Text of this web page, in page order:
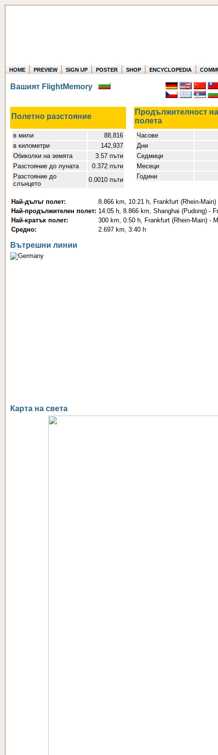
Where in the world have you flown?
How long have you been in the air?
Create your own FlightMemory and see!
HOME PREVIEW SIGN UP POSTER SHOP ENCYCLOPEDIA
Вашият FlightMemory
Полетно разстояние
Продължителност на
полета
в мили
88,816
в километри
142,937
Обиколки на земята
3.57 пъти
Разстояние до луната
0.372 пъти
Разстояние до
слънцето
0.0010 пъти
Часове
Дни
Седмици
Месеци
Години
Най-дълъг полет:
8.866 km, 10:21 h, Frankfurt (Rhein-
Най-продължителен полет: 14:05 h, 8.866 km, Shanghai (Pudong) -
Най-кратък полет:
300 km, 0:50 h, Frankfurt (Rhein-Main) -
Средно:
2.697 km, 3:40 h
Вътрешни линии
Карта на света